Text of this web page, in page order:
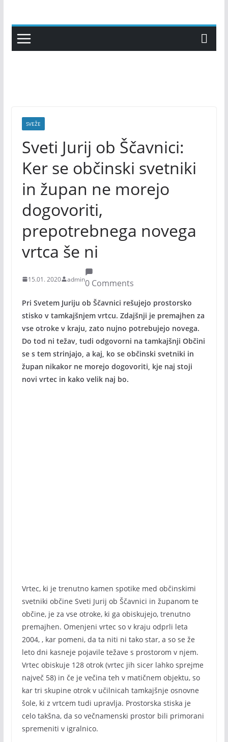
content
SVEŽE
Sveti Jurij ob Ščavnici:
Ker se občinski svetniki
in župan ne morejo
dogovoriti,
prepotrebnega novega
vrtca še ni
15.01. 2020 admin0 Comments
Pri Svetem Juriju ob Ščavnici rešujejo prostorsko
stisko v tamkajšnjem vrtcu. Zdajšnji je premajhen za
vse otroke v kraju, zato nujno potrebujejo novega.
Do tod ni težav, tudi odgovorni na tamkajšnji Občini
se s tem strinjajo, a kaj, ko se občinski svetniki in
župan nikakor ne morejo dogovoriti, kje naj stoji
novi vrtec in kako velik naj bo.
Vrtec, ki je trenutno kamen spotike med občinskimi
svetniki občine Sveti Jurij ob Ščavnici in županom te
občine, je za vse otroke, ki ga obiskujejo, trenutno
premajhen. Omenjeni vrtec so v kraju odprli leta
2004, , kar pomeni, da ta niti ni tako star, a so se že
leto dni kasneje pojavile težave s prostorom v njem.
Vrtec obiskuje 128 otrok (vrtec jih sicer lahko sprejme
največ 58) in če je večina teh v matičnem objektu, so
kar tri skupine otrok v učilnicah tamkajšnje osnovne
šole, ki z vrtcem tudi upravlja. Prostorska stiska je
celo takšna, da so večnamenski prostor bili primorani
spremeniti v igralnico.